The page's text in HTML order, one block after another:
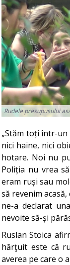
Rudele presupusului
„Stăm toți într-
nici haine, nici
hotare. Noi nu
Poliția nu vrea
eram ruși sau
să revenim
ne-a declarat
nevoite să-și
Ruslan Stoica
hărţuit este că
averea pe care o